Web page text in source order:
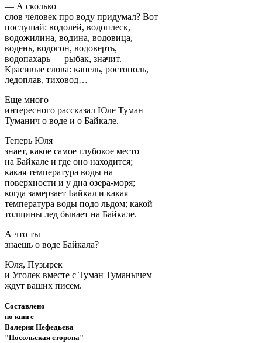
— А сколько
слов человек про воду придумал? Вот
послушай: водолей, водоплеск,
водожилина, водина, водовица,
водень, водогон, водоверть,
водопахарь — рыбак, значит.
Красивые слова: капель, ростополь,
ледоплав, тиховод…
Еще много
интересного рассказал Юле Туман
Туманич о воде и о Байкале.
Теперь Юля
знает, какое самое глубокое место
на Байкале и где оно находится;
какая температура воды на
поверхности и у дна озера-моря;
когда замерзает Байкал и какая
температура воды подо льдом; какой
толщины лед бывает на Байкале.
А что ты
знаешь о воде Байкала?
Юля, Пузырек
и Уголек вместе с Туман Туманычем
ждут ваших писем.
Составлено
по книге
Валерия Нефедьева
"Посольская сторона"